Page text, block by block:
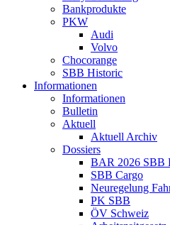
Bankprodukte
PKW
Audi
Volvo
Chocorange
SBB Historic
Informationen
Informationen
Bulletin
Aktuell
Aktuell Archiv
Dossiers
BAR 2026 SBB
SBB Cargo
Neuregelung
PK SBB
ÖV Schweiz